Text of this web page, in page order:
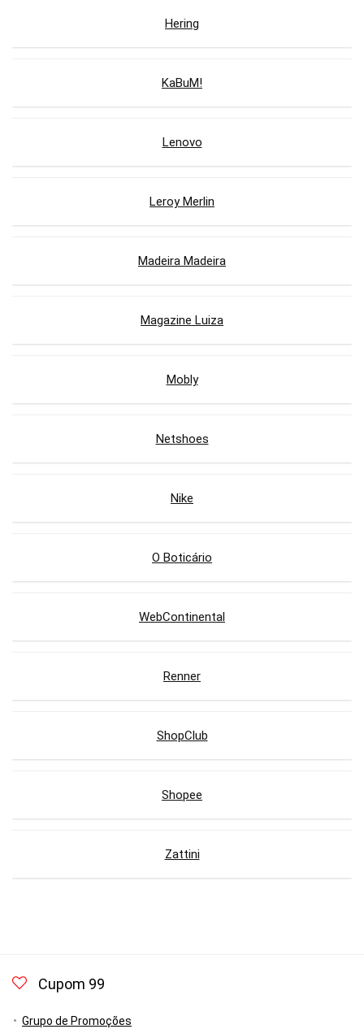
Hering
KaBuM!
Lenovo
Leroy Merlin
Madeira Madeira
Magazine Luiza
Mobly
Netshoes
Nike
O Boticário
WebContinental
Renner
ShopClub
Shopee
Zattini
Cupom 99
Grupo de Promoções